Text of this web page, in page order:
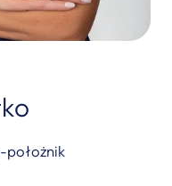
położnik